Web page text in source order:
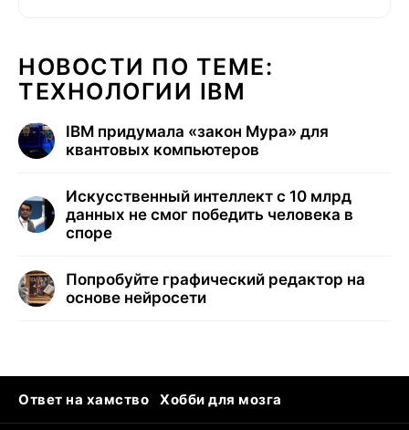
НОВОСТИ ПО ТЕМЕ:
ТЕХНОЛОГИИ IBM
IBM придумала «закон Мура» для
квантовых компьютеров
Искусственный интеллект с 10 млрд
данных не смог победить человека в
споре
Попробуйте графический редактор на
основе нейросети
Ответ на хамство
Хобби для мозга
Бензин 100 и 95
Тунцы в океанариуме